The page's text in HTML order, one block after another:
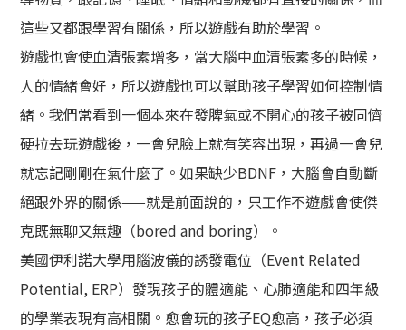
這些又都跟學習有關係，所以遊戲有助於學習。
遊戲也會使血清張素增多，當大腦中血清張素多的時候，
人的情緒會好，所以遊戲也可以幫助孩子學習如何控制情
緒。我們常看到一個本來在發脾氣或不開心的孩子被同儕
硬拉去玩遊戲後，一會兒臉上就有笑容出現，再過一會兒
就忘記剛剛在氣什麼了。如果缺少BDNF，大腦會自動斷
絕跟外界的關係——就是前面說的，只工作不遊戲會使傑
克既無聊又無趣（bored and boring）。
美國伊利諾大學用腦波儀的誘發電位（Event Related
Potential, ERP）發現孩子的體適能、心肺適能和四年級
的學業表現有高相關。愈會玩的孩子EQ愈高，孩子必須